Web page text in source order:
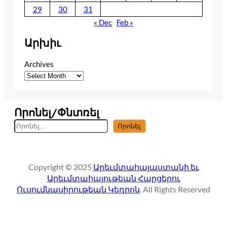
29
30
31
« Dec Feb »
Արխիւ
Archives
Որոնել/Փնտռել
S
e
c
h
Որոնել
Copyright © 2025 Արեւմտահայաստանի եւ
Արեւմտահայութեան Հարցերու
Ուսումնասիրութեան Կեդրոն. All Rights Reserved